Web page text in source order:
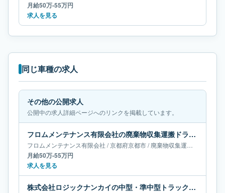
月給50万-55万円
求人を見る
同じ車種の求人
その他の公開求人
公開中の求人詳細ページへのリンクを掲載しています。
フロムメンテナンス有限会社の廃棄物収集運搬ドライバー求人｜京都府京都市｜月給50万-55万円
フロムメンテナンス有限会社 /京都府京都市/廃棄物収集運搬ドライバー
月給50万-55万円
求人を見る
株式会社ロジックナンカイの中型・準中型トラックドライバー求人｜大阪府堺市｜月給66万円